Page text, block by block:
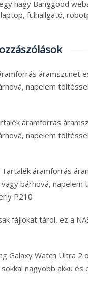
nagy Banggood
fülhallgató,
áramszünet
napelem
áramforrás
napelem
Tartalék áramforrás
bárhová, napelem
P210
fájlokat tárol, ez a
Galaxy Watch Ultra 2
nagyobb akku és